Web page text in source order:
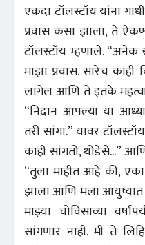
एकदा टॉलस्टॉय यांना
प्रवास कसा झाला, ते
टॉलस्टॉय म्हणाले.
माझा प्रवास. सारेच
लागेल आणि ते इतके
“निदान आपल्या या
तरी सांगा.” यावर
काही सांगतो, थोडेसे...”
“तुला माहीत आहे की,
झाला आणि मला आयुष्यात
माझ्या चोविसाव्या
सांगणार नाही. मी ते